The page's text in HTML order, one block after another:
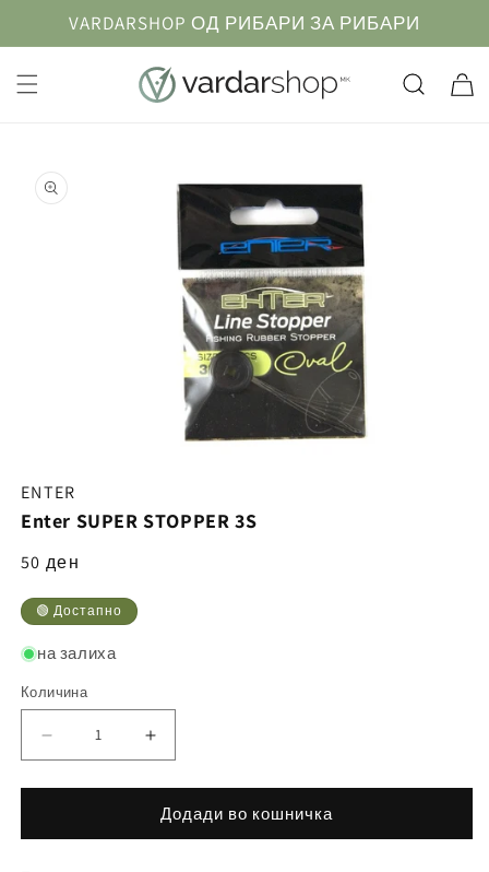
содржината
VARDARSHOP ОД РИБАРИ ЗА РИБАРИ
Информации
за продуктот
ENTER
Enter SUPER STOPPER 3S
Регуларна
50 ден
🟢 Достапно
на залиха
Количина
Намалете
за
Зголемете
количината
за
Додади во кошничка